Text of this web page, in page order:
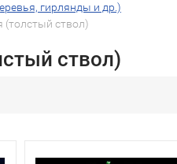
гирлянды и др.)
(толстый ствол)
ствол)